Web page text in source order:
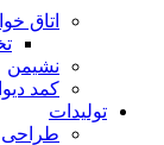
اتاق
نشیمن
کمد
تولیدات
طراحی